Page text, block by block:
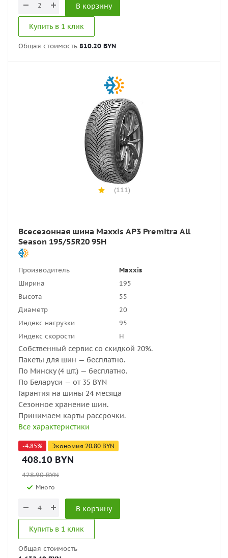
В корзину
Купить в 1 клик
Общая стоимость 810.20 BYN
(111)
Всесезонная шина Maxxis AP3 Premitra All
Season 195/55R20 95H
Производитель
Maxxis
Ширина
195
Высота
55
Диаметр
20
Индекс нагрузки
95
Индекс скорости
H
Собственный сервис со скидкой 20%.
Пакеты для шин — бесплатно.
По Минску (4 шт.) — бесплатно.
По Беларуси — от 35 BYN
Гарантия на шины 24 месяца
Сезонное хранение шин.
Принимаем карты рассрочки.
Все характеристики
-4.85% Экономия 20.80 BYN
408.10 BYN
428.90BYN
Много
В корзину
Купить в 1 клик
Общая стоимость